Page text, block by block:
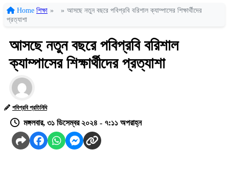
Home শিক্ষা » » আসছে নতুন বছরে পবিপ্রবি বরিশাল ক্যাম্পাসের শিক্ষার্থীদের
প্রত্যাশা
আসছে নতুন বছরে পবিপ্রবি বরিশাল
ক্যাম্পাসের শিক্ষার্থীদের প্রত্যাশা
পবিপ্রবি প্রতিনিধি
মঙ্গলবার, ৩১ ডিসেম্বর ২০২৪ - ৭:১১ অপরাহ্ন